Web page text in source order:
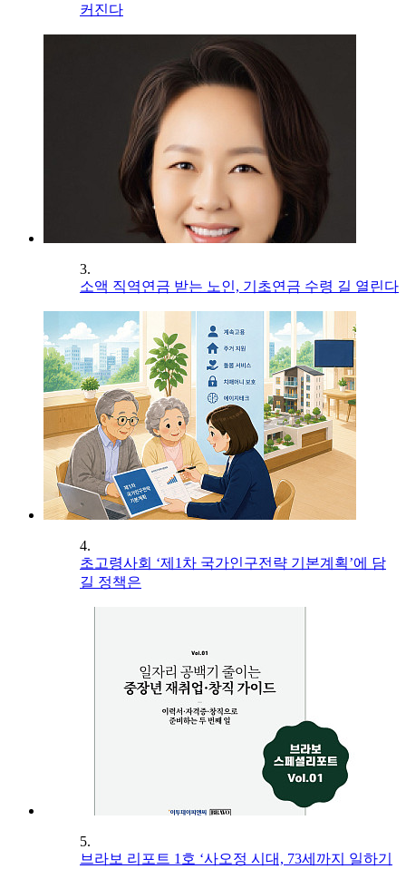
커진다
3.
소액 직역연금 받는 노인, 기초연금 수령 길 열린다
4.
초고령사회 ‘제1차 국가인구전략 기본계획’에 담
길 정책은
5.
브라보 리포트 1호 ‘사오정 시대, 73세까지 일하기